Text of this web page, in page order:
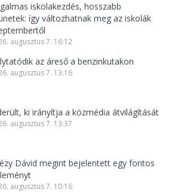
iskolakezdés, hosszabb
így változhatnak meg az iskolák
augusztus 7. 16:12
az áreső a benzinkutakon
augusztus 7. 13:16
ki irányítja a közmédia átvilágítását
augusztus 7. 13:37
Dávid megint bejelentett egy fontos
augusztus 7. 10:16